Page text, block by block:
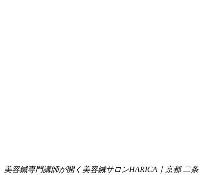
美容鍼専門講師が開く美容鍼サロンHARICA｜京都 二条